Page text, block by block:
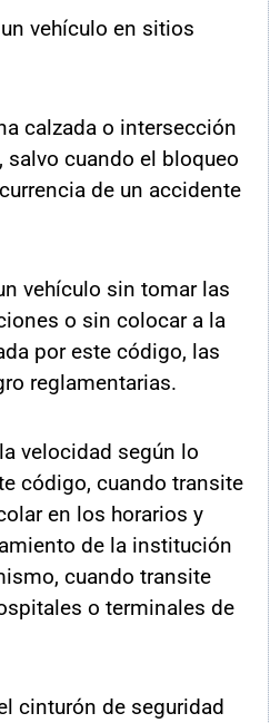
vehículo en sitios
calzada o intersección
salvo cuando el bloqueo
de un accidente
vehículo sin tomar las
o sin colocar a la
por este código, las
reglamentarias.
velocidad según lo
código, cuando transite
en los horarios y
de la institución
cuando transite
o terminales de
cinturón de seguridad